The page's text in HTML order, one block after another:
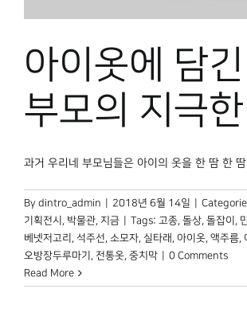
아이옷에 담긴
부모의 지극
과거 우리네 부모님들은 아이의 옷을 한 땀 한
By dintro_admin 2018년 6월 14일
기획전시 , 박물관, 지금 Tags: 고종, 돌상, 돌잡이 ,
베넷저고리 , 석주선, 소모자, 실타래 , 아이옷, 액주름,
오방장두루마기 , 전통옷, 중치막
0 Comments
Read More